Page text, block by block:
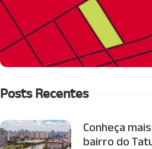
Posts Recentes
Conheça
bairro do